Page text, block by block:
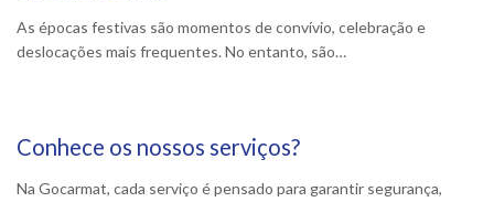
As épocas festivas são momentos de convívio, celebração e
deslocações mais frequentes. No entanto, são…
23 Janeiro, 2026
Conhece os nossos serviços?
Na Gocarmat, cada serviço é pensado para garantir segurança,